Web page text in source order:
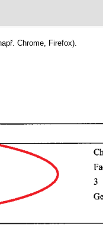
Chrome, Firefox).